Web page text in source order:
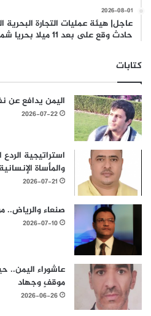
2026-08-01
عاجل| هيئة عمليات التجارة البحرية
حادث وقع على بعد 11 ميلا بحريا شمال شرق ليما في عمان
كتابات
اليمن يدافع عن
2026-07-22
استراتيجية
والمأساة الإنسانية
2026-07-21
صنعاء والرياض..
2026-07-10
عاشوراء اليمن..
موقفٍ وجهاد
2026-06-26